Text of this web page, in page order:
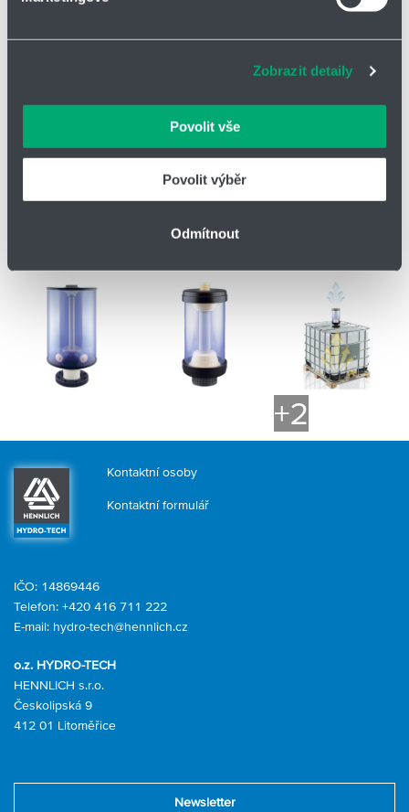
Soubory cookies a další technologie nám pomáhají
vašimi údaji zacházíme citlivě, děkujeme za projevení
Zobrazit detaily
Povolit vše
Povolit výběr
Odmítnout
+2
Kontaktní osoby
Kontaktní formulář
o.z. HYDRO-TECH
HENNLICH s.r.o.
Českolipská 9
412 01 Litoměřice
IČO: 14869446
Telefon: +420 416 711 222
E-mail: hydro-tech@hennlich.cz
Newsletter